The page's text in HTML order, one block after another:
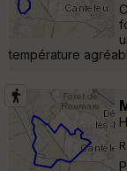
température